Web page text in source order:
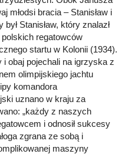
młodsi bracia – Stanisław i
Stanisław, który znalazł
regatowców
startu w Kolonii (1934).
i obaj pojechali na igrzyska z
olimpijskiego jachtu
komandora
uznano w kraju za
„każdy z naszych
i odnosił sukcesy
zgrana ze sobą i
maszyny